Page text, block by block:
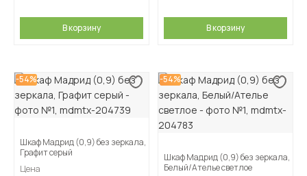
В корзину В корзину
-54%
Шкаф Мадрид (0,9) без зеркала,
Графит серый
Цена
-54%
Шкаф Мадрид (0,9) без зеркала,
Белый/Ателье светлое